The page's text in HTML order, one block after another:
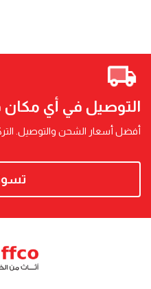
التوصيل في أي
أفضل أسعار الشحن والتوصيل.